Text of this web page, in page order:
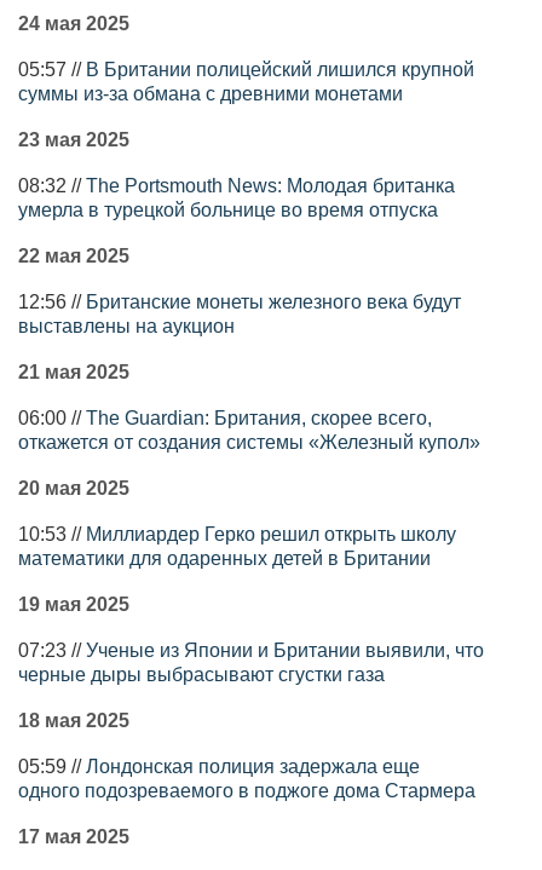
24 мая 2025
05:57 // В Британии полицейский лишился крупной
суммы из-за обмана с древними монетами
23 мая 2025
08:32 //The Portsmouth News: Молодая британка
умерла в турецкой больнице во время отпуска
22 мая 2025
12:56 // Британские монеты железного века будут
выставлены на аукцион
21 мая 2025
06:00 //The Guardian: Британия, скорее всего,
откажется от создания системы «Железный купол»
20 мая 2025
10:53 // Миллиардер Герко решил открыть школу
математики для одаренных детей в Британии
19 мая 2025
07:23 //Ученые из Японии и Британии выявили, что
черные дыры выбрасывают сгустки газа
18 мая 2025
05:59 //Лондонская полиция задержала еще
одного подозреваемого в поджоге дома Стармера
17 мая 2025